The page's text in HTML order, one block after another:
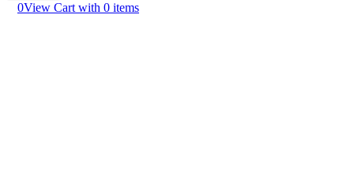
0View Cart with 0 items